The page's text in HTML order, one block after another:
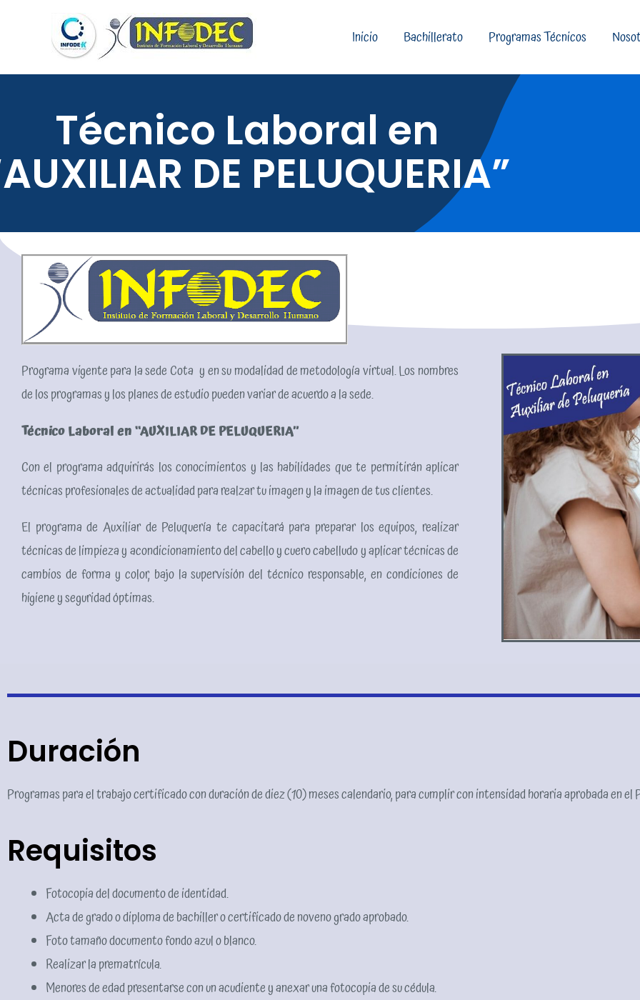
Inicio Bachillerato Programas Técnicos
Técnico Laboral en
DE PELUQUERIA”
Programa vigente para la sede Cota y en su modalidad de metodología virtual. Los nombres
de los programas y los planes de estudio pueden variar de acuerdo a la sede.
Técnico Laboral en “AUXILIAR DE PELUQUERIA”
Con el programa adquirirás los conocimientos y las habilidades que te permitirán aplicar
técnicas profesionales de actualidad para realzar tu imagen y la imagen de tus clientes.
El programa de Auxiliar de Peluquería te capacitará para preparar los equipos, realizar
técnicas de limpieza y acondicionamiento del cabello y cuero cabelludo y aplicar técnicas de
cambios de forma y color, bajo la supervisión del técnico responsable, en condiciones de
higiene y seguridad óptimas.
Duración
Programas para el trabajo certificado con duración de diez (10) meses calendario, para cumplir con intensidad horaria aprobada en el
Requisitos
Fotocopia del documento de identidad.
Acta de grado o diploma de bachiller o certificado de noveno grado aprobado.
Foto tamaño documento fondo azul o blanco.
Realizar la prematrícula.
Menores de edad presentarse con un acudiente y anexar una fotocopia de su cédula.